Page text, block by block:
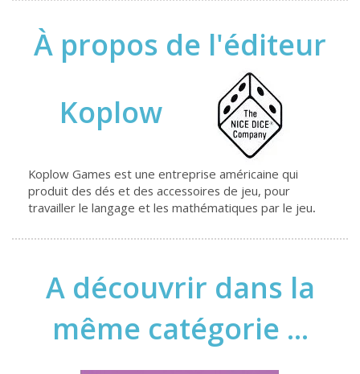
À propos de l'éditeur
Koplow
Koplow Games est une entreprise américaine qui
produit des dés et des accessoires de jeu, pour
travailler le langage et les mathématiques par le jeu.
A découvrir dans la
même catégorie ...